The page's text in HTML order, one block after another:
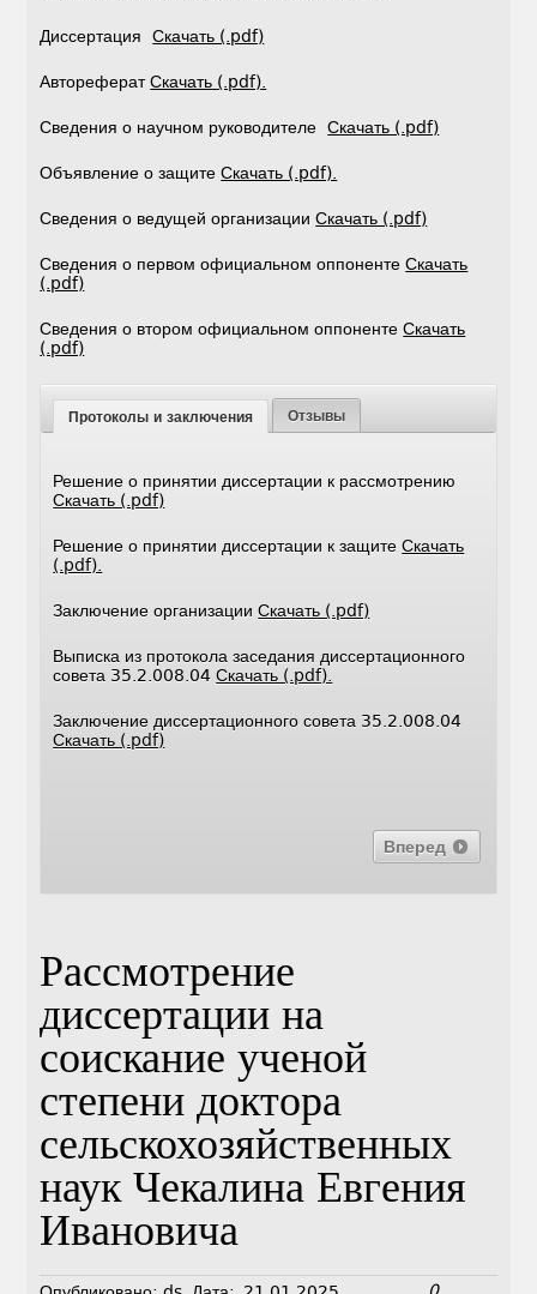
ДиссертацияСкачать (.pdf)
АвторефератСкачать (.pdf).
Сведения о научном руководителеСкачать (.pdf)
Объявление о защитеСкачать (.pdf).
Сведения о ведущей организацииСкачать (.pdf)
Сведения о первом официальном оппонентеСкачать
(.pdf)
Сведения о втором официальном оппонентеСкачать
(.pdf)
Протоколы и заключения Отзывы
Решение о принятии диссертации к рассмотрению
Скачать (.pdf)
Решение о принятии диссертации к защитеСкачать
(.pdf).
Заключение организацииСкачать (.pdf)
Выписка из протокола заседания диссертационного
совета 35.2.008.04Скачать (.pdf).
Заключение диссертационного совета 35.2.008.04
Скачать (.pdf)
Вперед
Рассмотрение
диссертации на
соискание ученой
степени доктора
сельскохозяйственных
наук Чекалина Евгения
Ивановича